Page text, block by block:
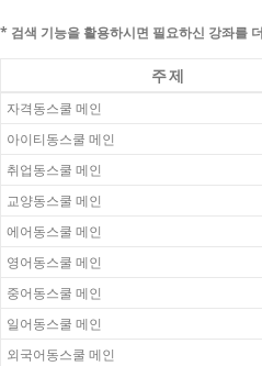
* 검색 기능을 활용하시면 필요하신 강좌를
주제
자격동스쿨 메인
아이티동스쿨 메인
취업동스쿨 메인
교양동스쿨 메인
에어동스쿨 메인
영어동스쿨 메인
중어동스쿨 메인
일어동스쿨 메인
외국어동스쿨 메인